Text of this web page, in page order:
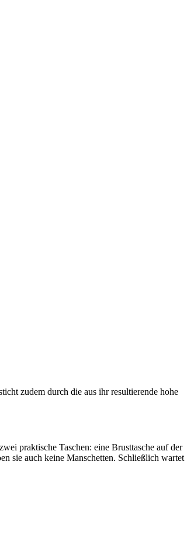
zudem durch die aus ihr resultierende hohe
praktische Taschen: eine Brusttasche auf der
sie auch keine Manschetten. Schließlich wartet